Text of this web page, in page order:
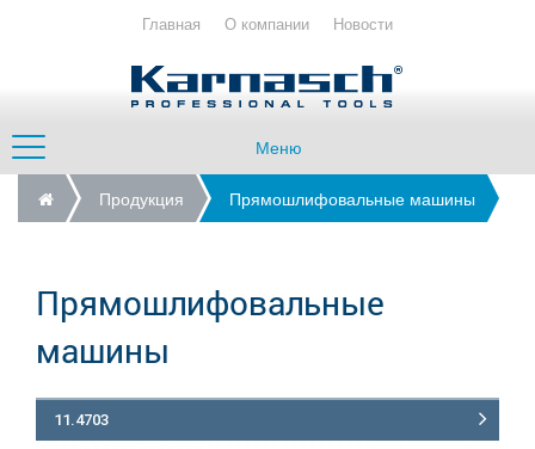
Главная О компании Новости
Меню
Продукция Прямошлифовальные машины
Прямошлифовальные
машины
11.4703